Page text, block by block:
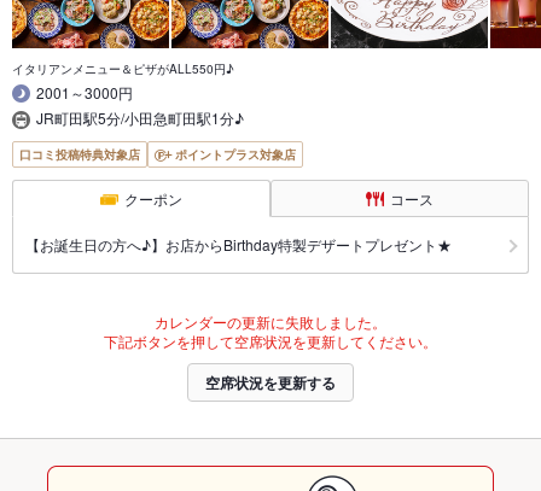
イタリアンメニュー＆ピザがALL550円♪
2001～3000円
JR町田駅5分/小田急町田駅1分♪
口コミ投稿特典対象店 ポイントプラス対象店
クーポン コース
【お誕生日の方へ♪】お店からBirthday特製デザートプレゼント★
カレンダーの更新に失敗しました。
下記ボタンを押して空席状況を更新してください。
空席状況を更新する